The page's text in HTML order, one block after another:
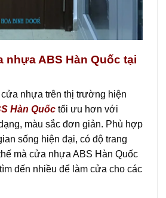
nhựa ABS Hàn Quốc tại
nhựa trên thị trường hiện
Hàn Quốc tối ưu hơn với
màu sắc đơn giản. Phù hợp
sống hiện đại, có độ trang
mà cửa nhựa ABS Hàn Quốc
đến nhiều để làm cửa cho các